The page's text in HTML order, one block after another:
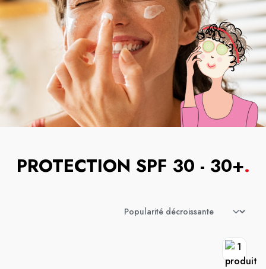
PROTECTION SPF 30 - 30+.